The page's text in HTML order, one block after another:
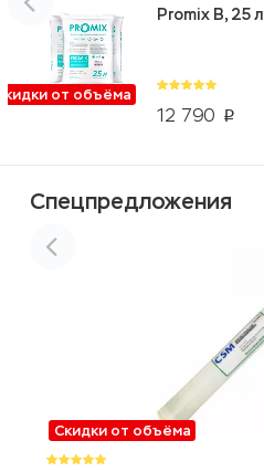
от объёма
12 790 p
Promix B, 25 л
Спецпредложения
Скидки от объёма